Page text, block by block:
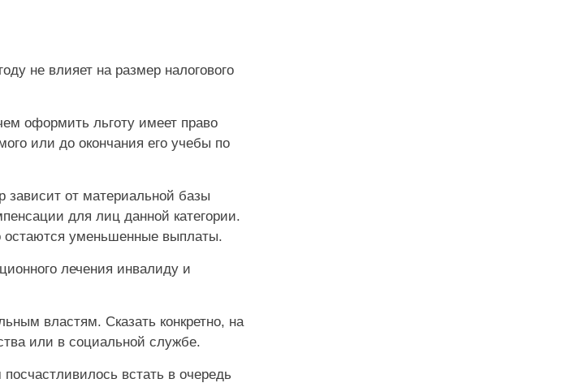
не влияет на размер налогового
оформить льготу имеет право
или до окончания его учебы по
зависит от материальной базы
для лиц данной категории.
остаются уменьшенные выплаты.
лечения инвалиду и
властям. Сказать конкретно, на
или в социальной службе.
встать в очередь